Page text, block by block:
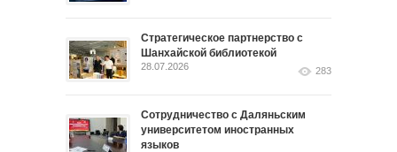
Стратегическое партнерство с
Шанхайской библиотекой
28.07.2026 283
Сотрудничество с Даляньским
университетом иностранных
языков